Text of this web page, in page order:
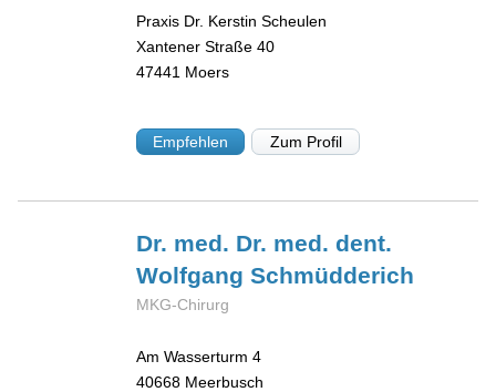
Praxis Dr. Kerstin Scheulen
Xantener Straße 40
47441 Moers
Empfehlen Zum Profil
Dr. med. Dr. med. dent.
WolfgangSchmüdderich
MKG-Chirurg
Am Wasserturm 4
40668 Meerbusch